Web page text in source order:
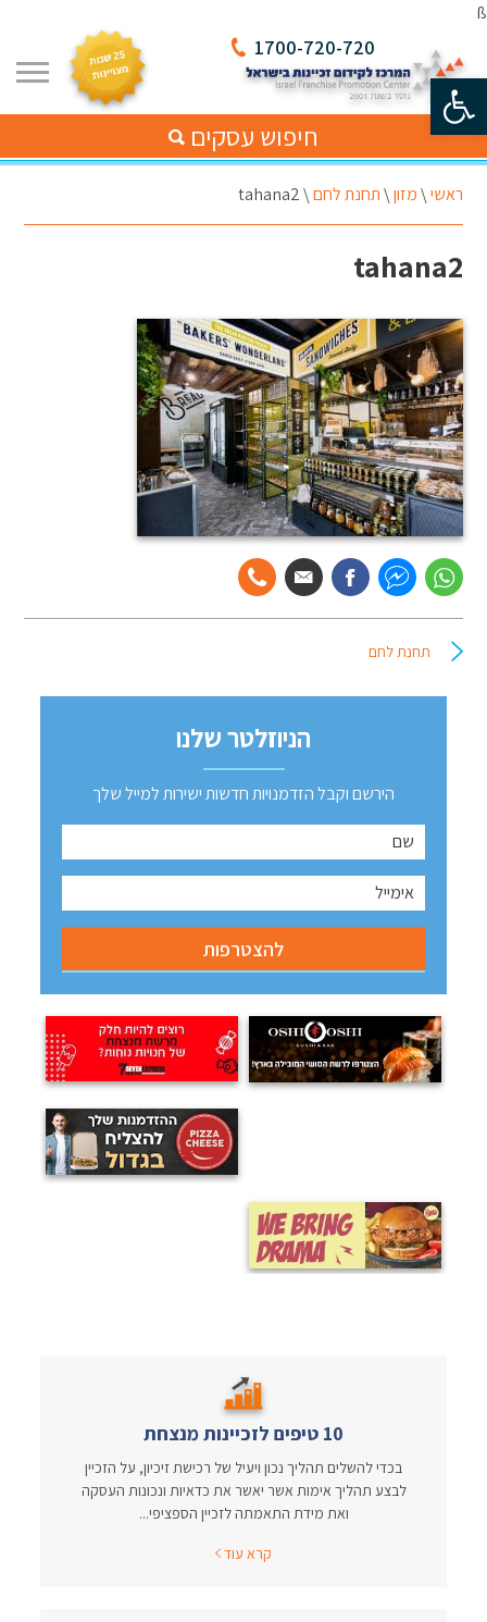
פתח סרגל נגישות
ß
1700-720-720
חיפוש עסקים
ראשי\מזון\תחנת לחם\
tahana2
tahana2
תחנת לחם
הניוזלטר שלנו
הירשם וקבל הזדמנויות חדשות ישירות למייל שלך
10 טיפים לזכיינות מנצחת
בכדי להשלים תהליך נכון ויעיל של רכישת זיכיון, על הזכיין
לבצע תהליך אימות אשר יאשר את כדאיות ונכונות העסקה
ואת מידת התאמתה לזכיין הספציפי...
קרא עוד